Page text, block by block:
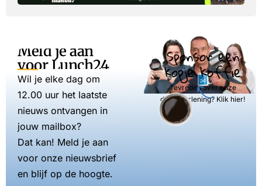
Meld je aan
voor Lunch24
Wil je elke dag om
12.00 uur het laatste
nieuws ontvangen in
jouw mailbox?
Dat kan! Meld je aan
voor onze nieuwsbrief
en blijf op de hoogte.
Sponsor een
kopje koffie
Tevreden over onze
dienstverlening? Klik hier!